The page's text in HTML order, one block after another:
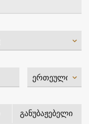
განუბაჟებელი